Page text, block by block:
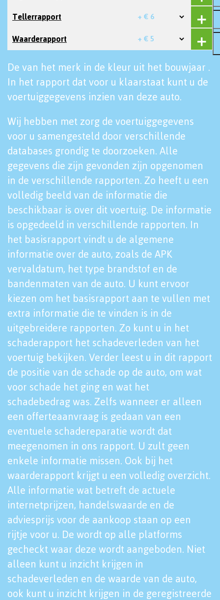
Tellerrapport + € 6
Waarderapport + € 5
De van het merk in de kleur uit het bouwjaar .
In het rapport dat voor u klaarstaat kunt u de
voertuiggegevens inzien van deze auto.
Wij hebben met zorg de voertuiggegevens
voor u samengesteld door verschillende
databases grondig te doorzoeken. Alle
gegevens die zijn gevonden zijn opgenomen
in de verschillende rapporten. Zo heeft u een
volledig beeld van de informatie die
beschikbaar is over dit voertuig. De informatie
is opgedeeld in verschillende rapporten. In
het basisrapport vindt u de algemene
informatie over de auto, zoals de APK
vervaldatum, het type brandstof en de
bandenmaten van de auto. U kunt ervoor
kiezen om het basisrapport aan te vullen met
extra informatie die te vinden is in de
uitgebreidere rapporten. Zo kunt u in het
schaderapport het schadeverleden van het
voertuig bekijken. Verder leest u in dit rapport
de positie van de schade op de auto, om wat
voor schade het ging en wat het
schadebedrag was. Zelfs wanneer er alleen
een offerteaanvraag is gedaan van een
eventuele schadereparatie wordt dat
meegenomen in ons rapport. U zult geen
enkele informatie missen. Ook bij het
waarderapport krijgt u een volledig overzicht.
Alle informatie wat betreft de actuele
internetprijzen, handelswaarde en de
adviesprijs voor de aankoop staan op een
rijtje voor u. De wordt op alle platforms
gecheckt waar deze wordt aangeboden. Niet
alleen kunt u inzicht krijgen in
schadeverleden en de waarde van de auto,
ook kunt u inzicht krijgen in de geregistreerde